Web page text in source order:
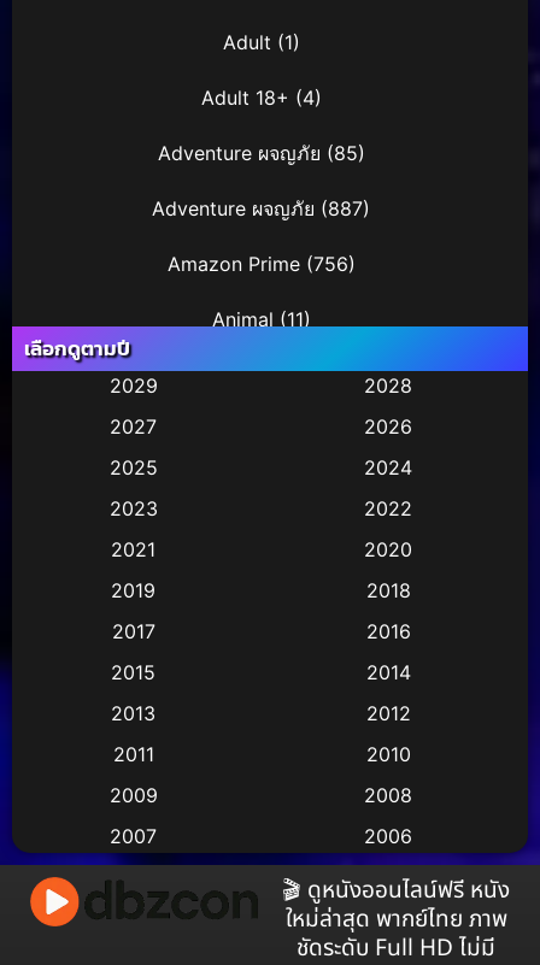
Adult (1)
Adult 18+ (4)
Adventure ผจญภัย (85)
Adventure ผจญภัย (887)
Amazon Prime(756)
Animal (11)
Animation การ์ตูน(245)
Based on a True Story สร้างจากเรื่องจริง(3)
Based on a True Story เรื่องจริง(38)
เลือกดูตามปี
2029
2028
2027
2026
2025
2024
2023
2022
2021
2020
2019
2018
2017
2016
2015
2014
2013
2012
2011
2010
2009
2008
2007
2006
2005
2004
2003
2002
2000
🎬 ดูหนังออนไลน์ฟรี หนัง
ใหม่ล่าสุด พากย์ไทย ภาพ
ชัดระดับ Full HD ไม่มี